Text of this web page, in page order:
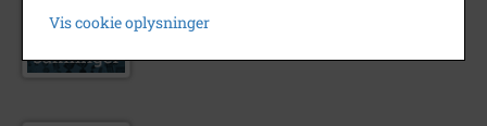
Billedserie 4 fotos: Maskinsal under
Vis cookie oplysninger